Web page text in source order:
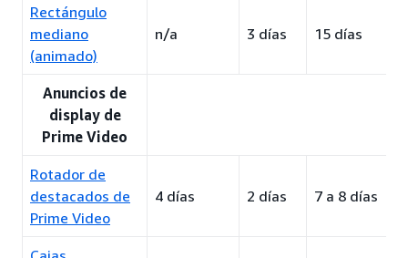
Rectángulo
mediano
(animado)
n/a 3 días 15 días
Anuncios de
display de
Prime Video
Rotador de
destacados de
Prime Video
4 días 2 días 7 a 8 días